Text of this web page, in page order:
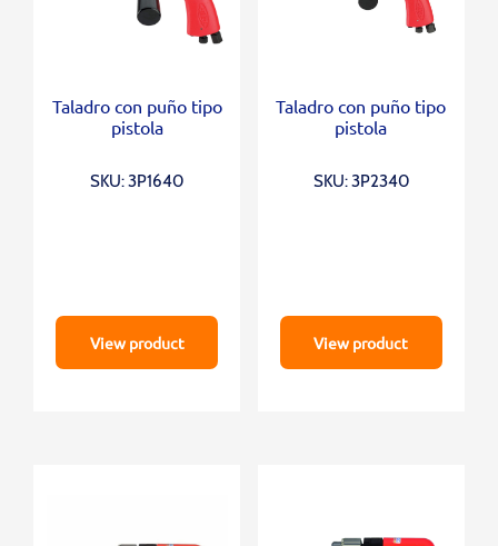
Taladro con puño tipo
pistola
SKU: 3P1640
View product
Taladro con puño tipo
pistola
SKU: 3P2340
View product